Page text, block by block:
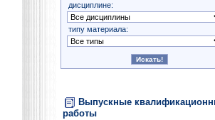
дисциплине:
типу материала:
Выпускные
работы